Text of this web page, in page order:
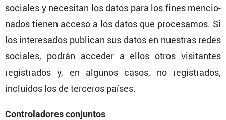
sociales y necesitan los datos para los fines mencio­
nados tienen acceso a los datos que proce­samos. Si
los intere­sados publican sus datos en nuestras redes
sociales, podrán acceder a ellos otros visitantes
regis­trados y, en algunos casos, no regis­trados,
incluidos los de terceros países.
Contro­la­dores conjuntos